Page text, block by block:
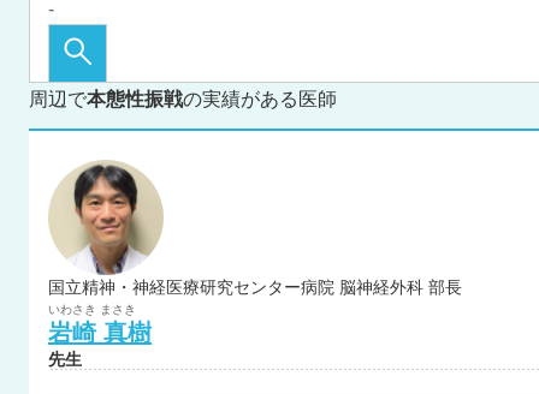
周辺で本態性振戦の実績がある医師
国立精神・神経医療研究センター病院 脳神経外科 部長
いわさき まさき
岩崎 真樹
先生